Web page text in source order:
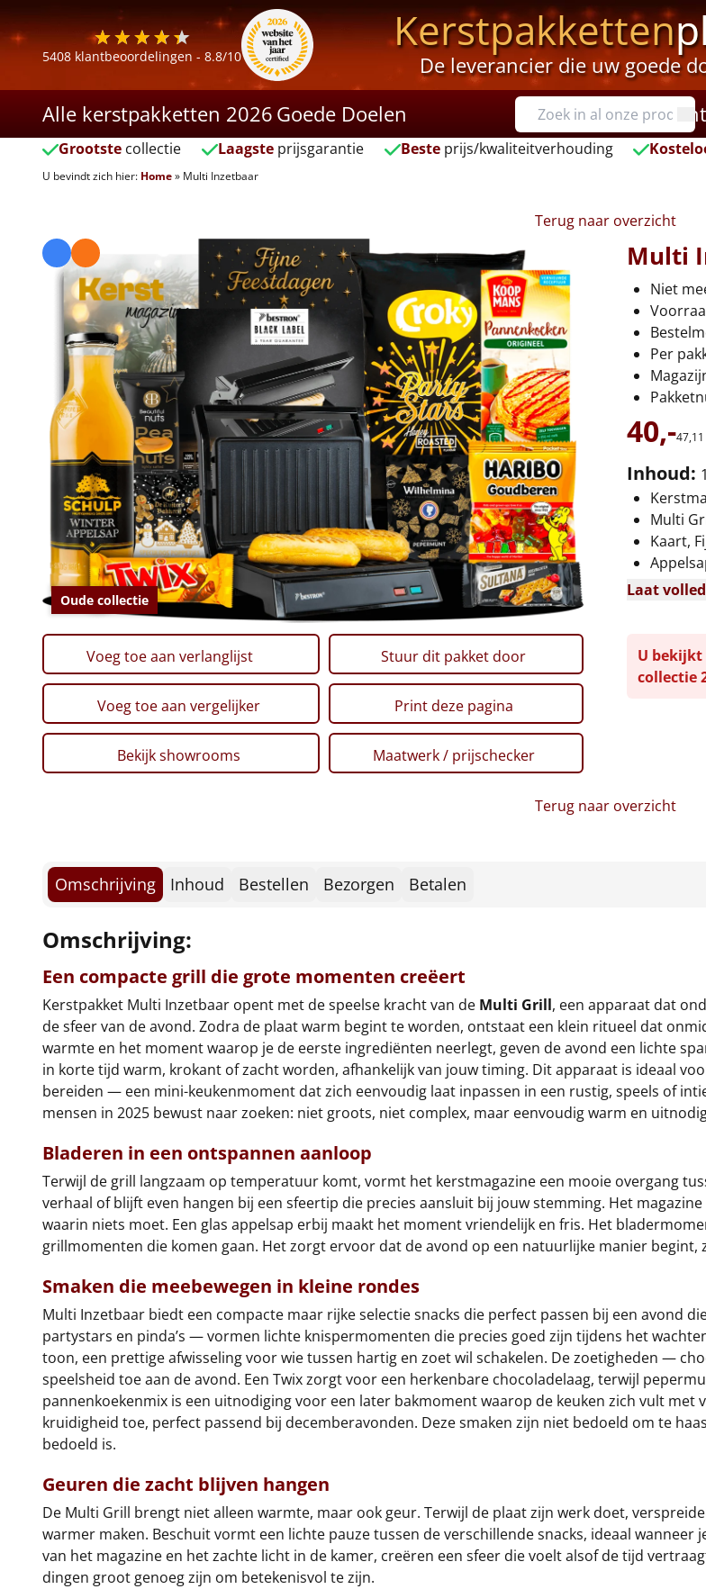
5408 klantbeoordelingen - 8.8/10 Kerstpakketten
De leverancier die uw goede
Alle kerstpakketten 2026 Goede Doelen
Grootste collectie Laagsteprijsgarantie Besteprijs/kwaliteitverhouding
U bevindt zich hier: Home» Multi Inzetbaar
Terug naar overzicht
Oude collectie
Multi
Niet
Per
40,-47,11
Inhoud:
Multi
Kaart,
Laat
Voeg toe aan verlanglijst Stuur dit pakket door
Voeg toe aan vergelijker Print deze pagina
Bekijk showrooms Maatwerk / prijschecker
U bekijkt
collectie
Terug naar overzicht
Omschrijving Inhoud Bestellen Bezorgen Betalen
Omschrijving:
Een compacte grill die grote momenten creëert
Kerstpakket Multi Inzetbaar opent met de speelse kracht van de Multi Grill, een apparaat dat
de sfeer van de avond. Zodra de plaat warm begint te worden, ontstaat een klein ritueel dat
warmte en het moment waarop je de eerste ingrediënten neerlegt, geven de avond een lichte
in korte tijd warm, krokant of zacht worden, afhankelijk van jouw timing. Dit apparaat is ideaal
bereiden — een mini-keukenmoment dat zich eenvoudig laat inpassen in een rustig, speels of
mensen in 2025 bewust naar zoeken: niet groots, niet complex, maar eenvoudig warm en
Bladeren in een ontspannen aanloop
Terwijl de grill langzaam op temperatuur komt, vormt het kerstmagazine een mooie overgang
verhaal of blijft even hangen bij een sfeertip die precies aansluit bij jouw stemming. Het
waarin niets moet. Een glas appelsap erbij maakt het moment vriendelijk en fris. Het
grillmomenten die komen gaan. Het zorgt ervoor dat de avond op een natuurlijke manier
Smaken die meebewegen in kleine rondes
Multi Inzetbaar biedt een compacte maar rijke selectie snacks die perfect passen bij een avond
partystars en pinda’s — vormen lichte knispermomenten die precies goed zijn tijdens het
toon, een prettige afwisseling voor wie tussen hartig en zoet wil schakelen. De zoetigheden —
speelsheid toe aan de avond. Een Twix zorgt voor een herkenbare chocoladelaag, terwijl
pannenkoekenmix is een uitnodiging voor een later bakmoment waarop de keuken zich vult met
kruidigheid toe, perfect passend bij decemberavonden. Deze smaken zijn niet bedoeld om te
bedoeld is.
Geuren die zacht blijven hangen
De Multi Grill brengt niet alleen warmte, maar ook geur. Terwijl de plaat zijn werk doet,
warmer maken. Beschuit vormt een lichte pauze tussen de verschillende snacks, ideaal
van het magazine en het zachte licht in de kamer, creëren een sfeer die voelt alsof de tijd
dingen groot genoeg zijn om betekenisvol te zijn.